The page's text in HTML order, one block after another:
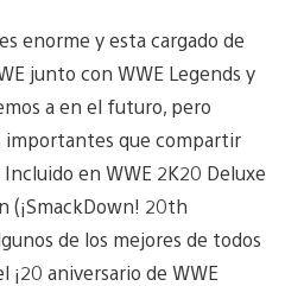
enorme y esta cargado de
junto con WWE Legends y
a en el futuro, pero
importantes que compartir
en WWE 2K20 Deluxe
(¡SmackDown! 20th
de los mejores de todos
aniversario de WWE